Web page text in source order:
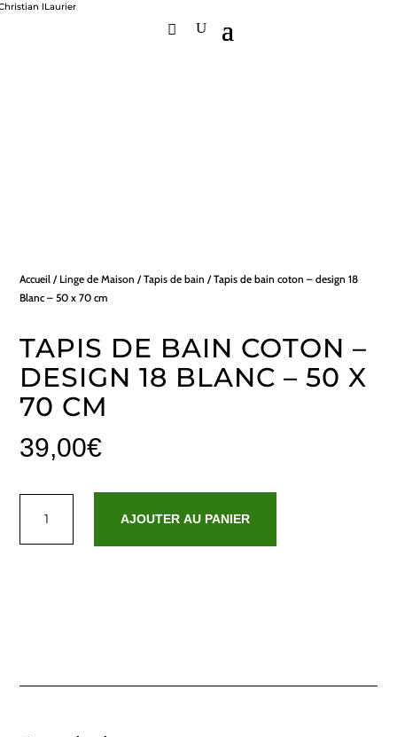
Accueil / Linge de Maison /Tapis de bain / Tapis de bain coton – design 18
Blanc – 50 x 70 cm
TAPIS DE BAIN COTON –
DESIGN 18 BLANC – 50 X
70 CM
39,00€
cm
AJOUTER AU PANIER